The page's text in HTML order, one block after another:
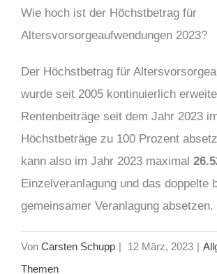
Wie hoch ist der Höchstbetrag für
Altersvorsorgeaufwendungen 2023?
Der Höchstbetrag für
wurde seit 2005 kontinuierlich
Rentenbeiträge seit dem Jahr 2023
Höchstbeträge zu 100 Prozent
kann also im Jahr 2023 maximal
Einzelveranlagung und das doppelte
gemeinsamer Veranlagung absetzen.
Von Carsten Schupp | 12 März, 2023 |
Themen